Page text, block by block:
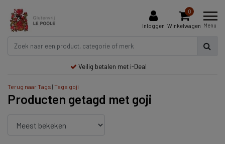
Inloggen
0
Winkelwagen Menu
Veilig betalen met i-Deal
Terug naar Tags | Tags goji
Producten getagd met goji